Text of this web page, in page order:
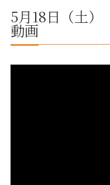
5月18日（土
動画